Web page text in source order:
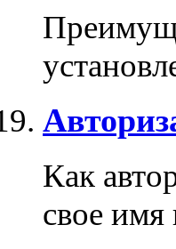
Как
свое имя